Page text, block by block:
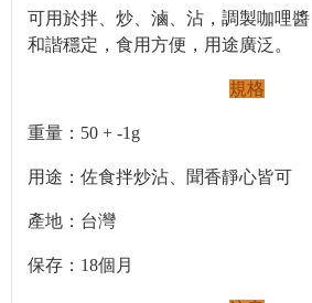
可用於拌、炒、滷、沾，調製咖哩醬
和諧穩定，食用方便，用途廣泛。
規格
重量：50 + -1g
用途：佐食拌炒沾、聞香靜心皆可
產地：台灣
保存：18個月